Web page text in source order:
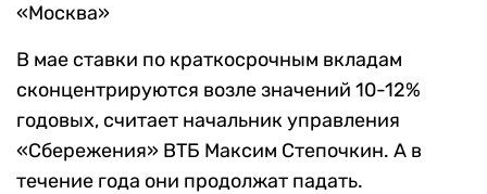
«Москва»
В мае ставки по краткосрочным вкладам
сконцентрируются возле значений 10-12%
годовых, считает начальник управления
«Сбережения» ВТБ Максим Степочкин. А в
течение года они продолжат падать.